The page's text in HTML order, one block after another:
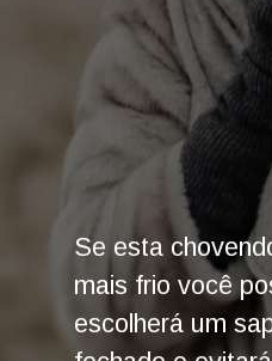
Se esta
mais frio você
escolherá um